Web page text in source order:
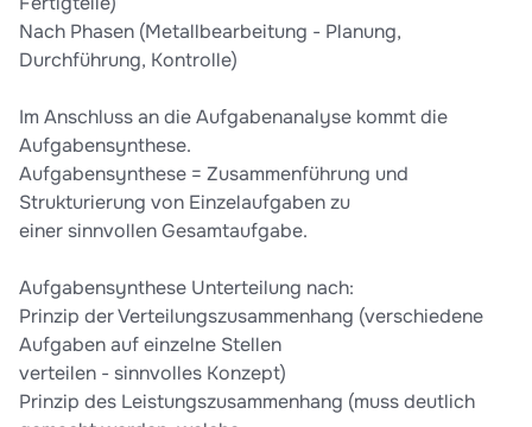
Nach Phasen (Metallbearbeitung - Planung,
Durchführung, Kontrolle)
Im Anschluss an die Aufgabenanalyse kommt die
Aufgabensynthese.
Aufgabensynthese = Zusammenführung und
Strukturierung von Einzelaufgaben zu
einer sinnvollen Gesamtaufgabe.
Aufgabensynthese Unterteilung nach:
Prinzip der Verteilungszusammenhang (verschiedene
Aufgaben auf einzelne Stellen
verteilen - sinnvolles Konzept)
Prinzip des Leistungszusammenhang (muss deutlich